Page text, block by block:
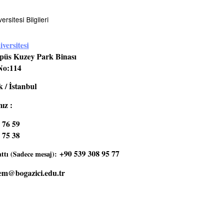
Bilgileri
Kuzey Park Binası
/ İstanbul
:
59
38
(Sadece mesaj): +90 539 308 95 77